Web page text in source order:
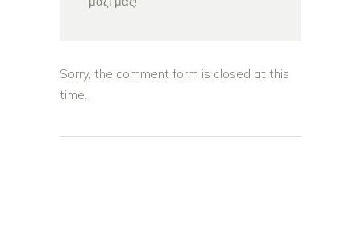
Sorry, the comment form is closed at this
time.